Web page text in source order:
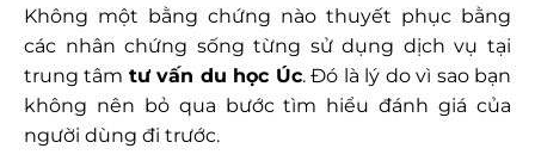
Không một bằng chứng nào thuyết phục bằng
các nhân chứng sống từng sử dụng dịch vụ tại
trung tâm tư vấn du học Úc. Đó là lý do vì sao bạn
không nên bỏ qua bước tìm hiểu đánh giá của
người dùng đi trước.